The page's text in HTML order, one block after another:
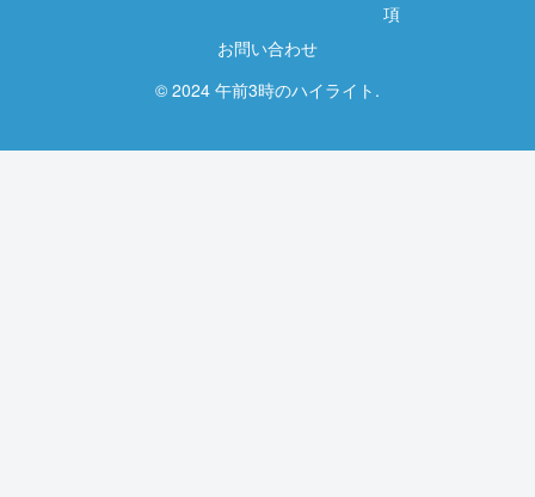
項
お問い合わせ
© 2024 午前3時のハイライト.